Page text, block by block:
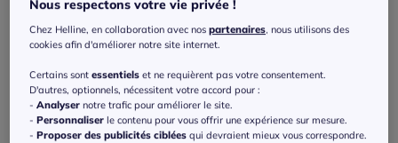
Pantalon lounge avec ceinture élastique et
jambes larges
Nous respectons votre vie privée !
Chez Helline, en collaboration avec nospartenaires, nous utilisons des
cookies afin d'améliorer notre site internet.
Certains sontessentiels et ne requièrent pas votre consentement.
D'autres, optionnels, nécessitent votre accord pour :
-Analyser notre trafic pour améliorer le site.
-Personnaliser le contenu pour vous offrir une expérience sur mesure.
-Proposer des publicités ciblées qui devraient mieux vous correspondre.